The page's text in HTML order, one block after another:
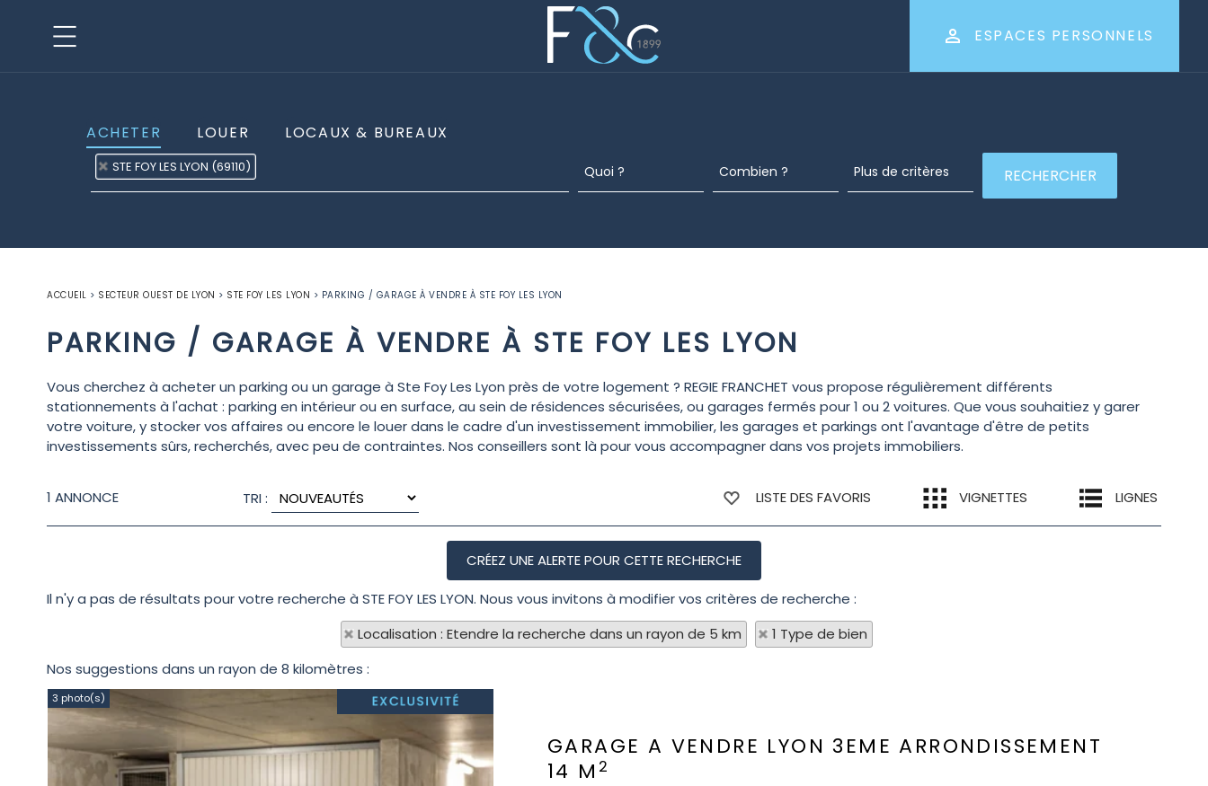
ESPACES PERSONNELS
ACHETER LOUER LOCAUX & BUREAUX
STE FOY LES LYON (69110)
ACCUEIL > SECTEUR OUEST DE LYON > STE FOY LES LYON > PARKING / GARAGE À VENDRE À STE FOY LES LYON
PARKING / GARAGE À VENDRE À STE FOY LES LYON
Vous cherchez à acheter un parking ou un garage à Ste Foy Les Lyon près de votre logement ? REGIE FRANCHET vous propose régulièrement différents
stationnements à l'achat : parking en intérieur ou en surface, au sein de résidences sécurisées, ou garages fermés pour 1 ou 2 voitures. Que vous souhaitiez y garer
votre voiture, y stocker vos affaires ou encore le louer dans le cadre d'un investissement immobilier, les garages et parkings ont l'avantage d'être de petits
investissements sûrs, recherchés, avec peu de contraintes. Nos conseillers sont là pour vous accompagner dans vos projets immobiliers.
1 ANNONCE TRI : LISTE DES FAVORIS VIGNETTES LIGNES
Il n'y a pas de résultats pour votre recherche à STE FOY LES LYON. Nous vous invitons à modifier vos critères de recherche :
Localisation : Etendre la recherche dans un rayon de 5 km
1 Type de bien
Nos suggestions dans un rayon de 8 kilomètres :
3 photo(s)
GARAGE A VENDRE LYON 3EME ARRONDISSEMENT
14 M 2